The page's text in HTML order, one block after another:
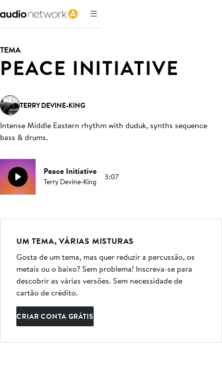
TEMA
PEACE INITIATIVE
TERRY DEVINE-KING
Intense Middle Eastern rhythm with duduk, synths sequence
bass & drums.
Peace Initiative
Terry Devine-King 3:07
UM TEMA, VÁRIAS MISTURAS
Gosta de um tema, mas quer reduzir a percussão, os
metais ou o baixo? Sem problema! Inscreva-se para
descobrir as várias versões. Sem necessidade de
cartão de crédito.
CRIAR CONTA GRÁTIS